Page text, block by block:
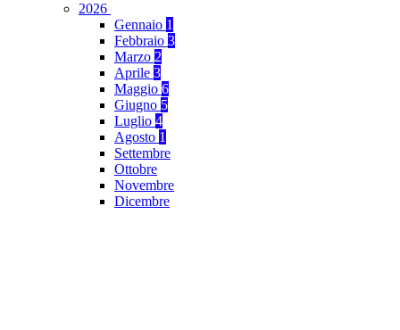
2026
Gennaio 1
Febbraio 3
Marzo 2
Aprile 3
Maggio 6
Giugno 5
Luglio 4
Agosto 1
Settembre
Ottobre
Novembre
Dicembre